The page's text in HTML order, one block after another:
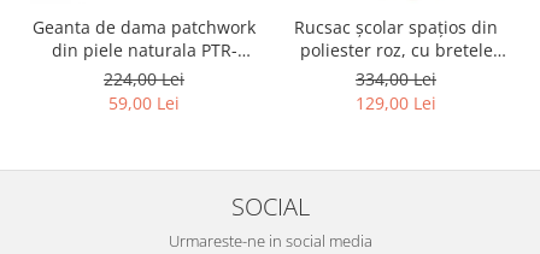
Geanta de dama patchwork
din piele naturala PTR-
1718-SKL-6922 MULTI
224,00 Lei
59,00 Lei
Rucsac școlar spațios din
poliester roz, cu bretele
reglabile - Peterson PTR-
PTN 8610-1327 PINK
334,00 Lei
129,00 Lei
SOCIAL
Urmareste-ne in social media